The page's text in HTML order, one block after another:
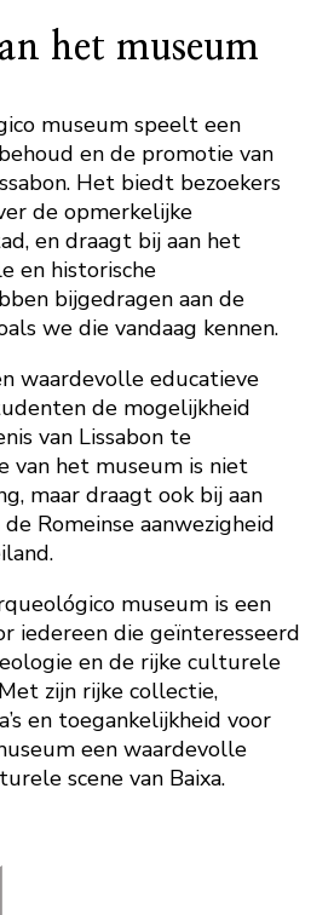
het museum
museum speelt een
en de promotie van
Het biedt bezoekers
de opmerkelijke
en draagt bij aan het
en historische
bijgedragen aan de
we die vandaag kennen.
waardevolle educatieve
de mogelijkheid
van Lissabon te
van het museum is niet
maar draagt ook bij aan
Romeinse aanwezigheid
museum is een
iedereen die geïnteresseerd
en de rijke culturele
zijn rijke collectie,
en toegankelijkheid voor
een waardevolle
scene van Baixa.